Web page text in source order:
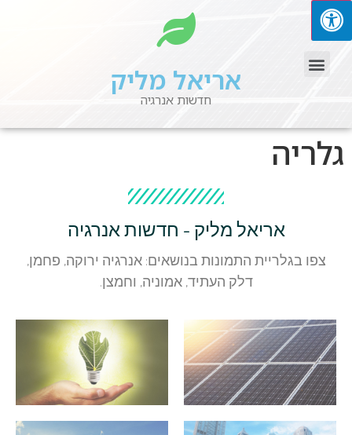
אריאל מליק
חדשות אנרגיה
גלריה
אריאל מליק - חדשות אנרגיה
צפו בגלריית התמונות בנושאים: אנרגיה ירוקה, פחמן,
דלק העתיד, אמוניה, וחמצן.